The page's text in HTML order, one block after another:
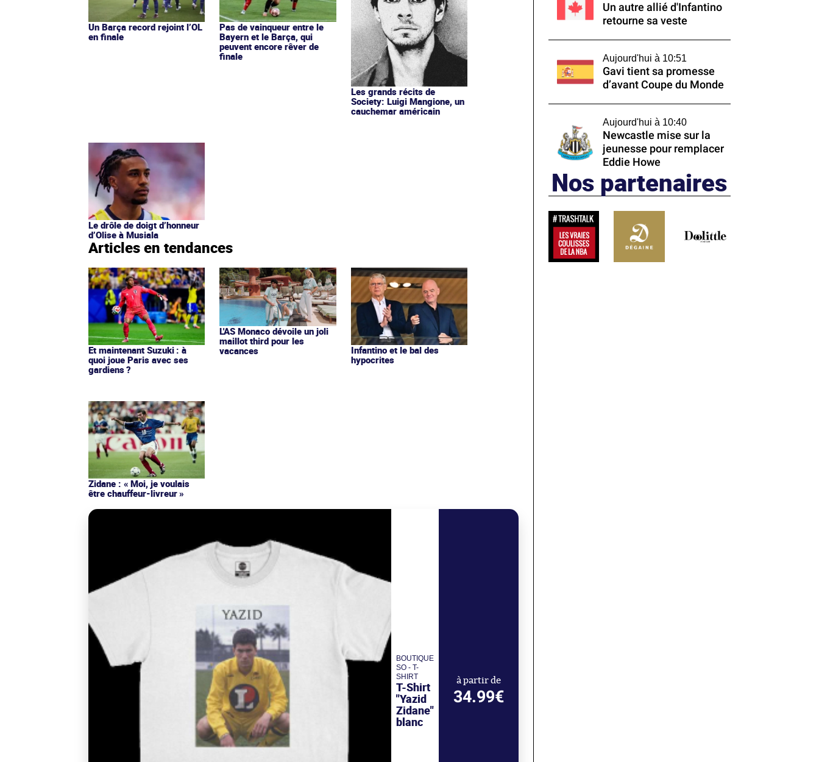
Un Barça record rejoint l’OL
en finale
Pas de vainqueur entre le
Bayern et le Barça, qui
peuvent encore rêver de
finale
Les grands récits de
Society: Luigi Mangione, un
cauchemar américain
Le drôle de doigt d’honneur
d’Olise à Musiala
Articles en tendances
Et maintenant Suzuki : à
quoi joue Paris avec ses
gardiens ?
L'AS Monaco dévoile un joli
maillot third pour les
vacances
Infantino et le bal des
hypocrites
Zidane : « Moi, je voulais
être chauffeur-livreur »
BOUTIQUE
SO - T-
SHIRT
T-Shirt
"Yazid
Zidane"
blanc
à partir de
34.99€
Un autre allié d'Infantino
retourne sa veste
Aujourd'hui à 10:51
Gavi tient sa promesse
d’avant Coupe du Monde
Aujourd'hui à 10:40
Newcastle mise sur la
jeunesse pour remplacer
Eddie Howe
Nos partenaires